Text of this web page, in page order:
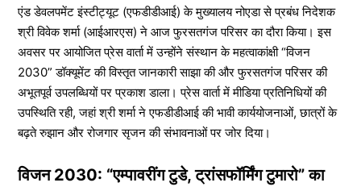
एंड डेवलपमेंट इंस्टीट्यूट (एफडीडीआई) के मुख्यालय नोएडा से प्रबंध निदेशक
श्री विवेक शर्मा (आईआरएस) ने आज फुरसतगंज परिसर का दौरा किया। इस
अवसर पर आयोजित प्रेस वार्ता में उन्होंने संस्थान के महत्वाकांक्षी “विजन
2030” डॉक्यूमेंट की विस्तृत जानकारी साझा की और फुरसतगंज परिसर की
अभूतपूर्व उपलब्धियों पर प्रकाश डाला। प्रेस वार्ता में मीडिया प्रतिनिधियों की
उपस्थिति रही, जहां श्री शर्मा ने एफडीडीआई की भावी कार्ययोजनाओं, छात्रों के
बढ़ते रुझान और रोजगार सृजन की संभावनाओं पर जोर दिया।
विजन 2030: “एम्पावरींग टुडे, ट्रांसफॉर्मिंग टुमारो” का